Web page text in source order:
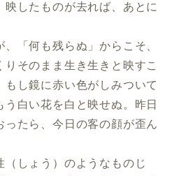
映したものが去れば、あとに
「何も残らぬ」からこそ、
そのまま生き生きと映すこ
もし鏡に赤い色がしみついて
う白い花を白と映せぬ。昨日
たら、今日の客の顔が歪ん
（しょう）のようなものじ